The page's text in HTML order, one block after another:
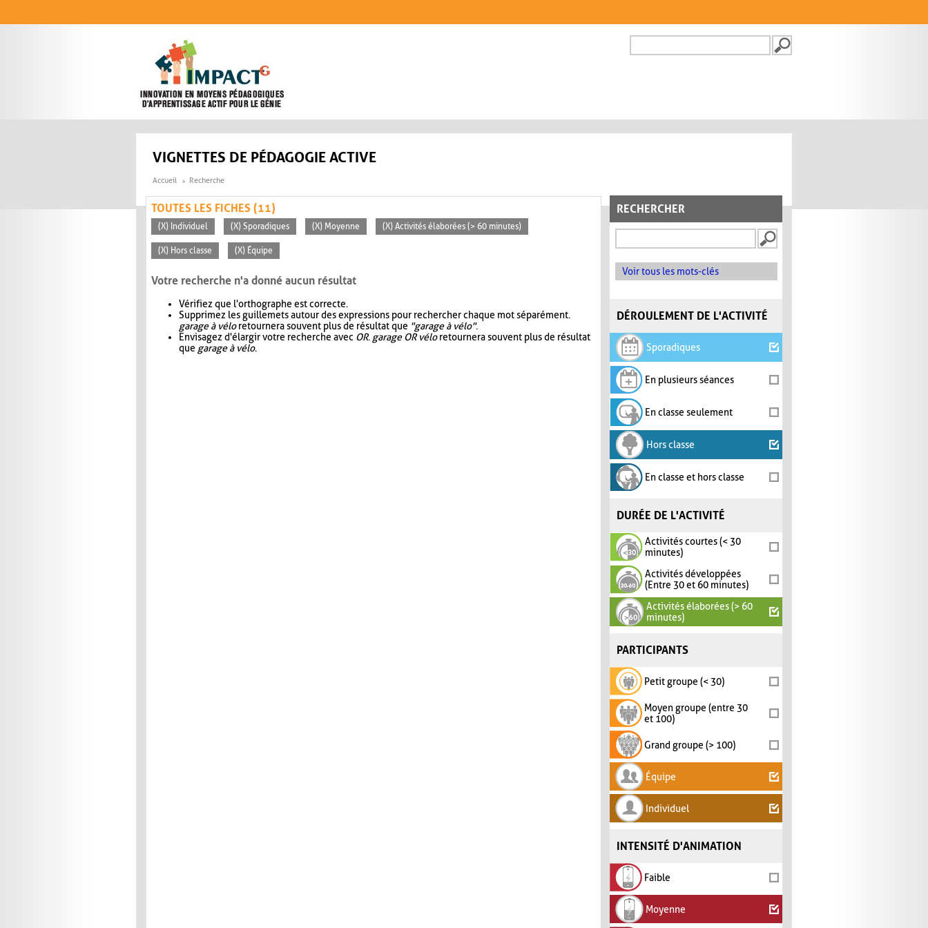
FORMULAIRE DE
VIGNETTES DE PÉDAGOGIE ACTIVE
Accueil Recherche
RECHERCHER
Voir tous les mots-clés
DÉROULEMENT DE L'ACTIVITÉ
Sporadiques
En plusieurs séances
En classe seulement
Hors classe
En classe et hors classe
DURÉE DE L'ACTIVITÉ
Activités courtes (< 30
minutes)
Activités développées
(Entre 30 et 60 minutes)
Activités élaborées (> 60
minutes)
PARTICIPANTS
Petit groupe (< 30)
Moyen groupe (entre 30
et 100)
Grand groupe (> 100)
Équipe
Individuel
INTENSITÉ D'ANIMATION
Faible
Moyenne
TOUTES LES FICHES (11)
(X) Individuel (X) Sporadiques (X) Moyenne (X) Activités élaborées (> 60 minutes)
(X) Hors classe (X) Équipe
Votre recherche n'a donné aucun résultat
Vérifiez que l'orthographe est correcte.
Supprimez les guillemets autour des expressions pour rechercher chaque mot séparément.
garage à véloretournera souvent plus de résultat que "garage à vélo".
Envisagez d'élargir votre recherche avec OR. garage OR véloretournera souvent plus de résultat
que garage à vélo.